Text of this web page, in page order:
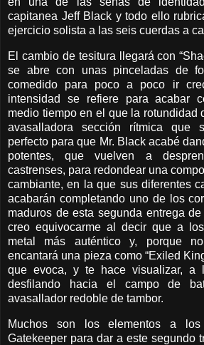
capitanea Jeff Black y todo ello
ejercicio solista a las seis cuerdas a
El cambio de tesitura llegará con
se abre con unas pinceladas de
comedido para poco a poco ir
intensidad se refiere para acabar
medio tiempo en el que la rotundidad
avasalladora sección rítmica que
perfecto para que Mr. Black acabé
potentes, que vuelven a
castrenses, para redondear una
cambiante, en la que sus diferentes
acabarán completando uno de los
maduros de esta segunda entrega
creo equivocarme al decir que a
metal más auténtico y, porque
encantará una pieza como “Exiled
que evoca, y te hace visualizar, a
desfilando hacia el campo de
avasallador redoble de tambor.
Muchos son los elementos a
Gatekeeper para dar a este segundo